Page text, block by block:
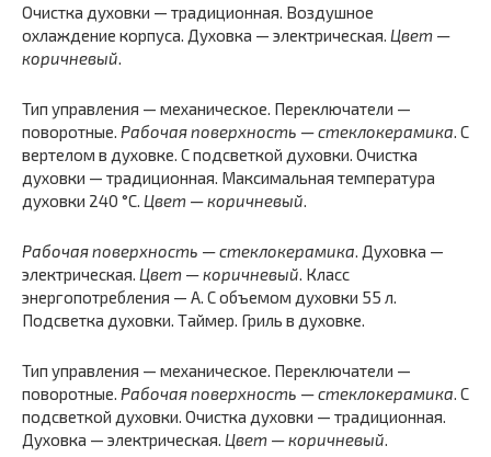
Очистка духовки — традиционная. Воздушное
охлаждение корпуса. Духовка — электрическая. Цвет —
коричневый.
Тип управления — механическое. Переключатели —
поворотные. Рабочая поверхность — стеклокерамика. С
вертелом в духовке. С подсветкой духовки. Очистка
духовки — традиционная. Максимальная температура
духовки 240 °C. Цвет — коричневый.
Рабочая поверхность — стеклокерамика. Духовка —
электрическая. Цвет — коричневый. Класс
энергопотребления — A. С объемом духовки 55 л.
Подсветка духовки. Таймер. Гриль в духовке.
Тип управления — механическое. Переключатели —
поворотные. Рабочая поверхность — стеклокерамика. С
подсветкой духовки. Очистка духовки — традиционная.
Духовка — электрическая. Цвет — коричневый.